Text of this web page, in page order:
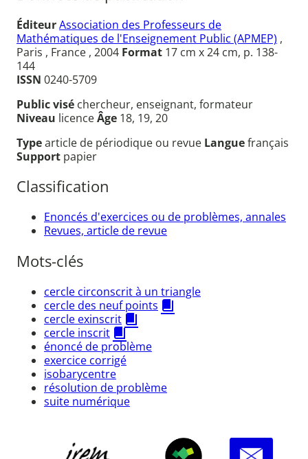
ÉditeurAssociation des Professeurs de
Mathématiques de l'Enseignement Public (APMEP) ,
Paris , France , 2004 Format 17 cm x 24 cm, p. 138-
144
ISSN 0240-5709
Public visé chercheur, enseignant, formateur
Niveau licenceÂge 18, 19, 20
Typearticle de périodique ou revue Languefrançais
Support papier
Classification
Enoncés d'exercices ou de problèmes, annales
Revues, article de revue
Mots-clés
cercle circonscrit à un triangle
cercle des neuf points
cercle exinscrit
cercle inscrit
énoncé de problème
exercice corrigé
isobarycentre
résolution de problème
suite numérique